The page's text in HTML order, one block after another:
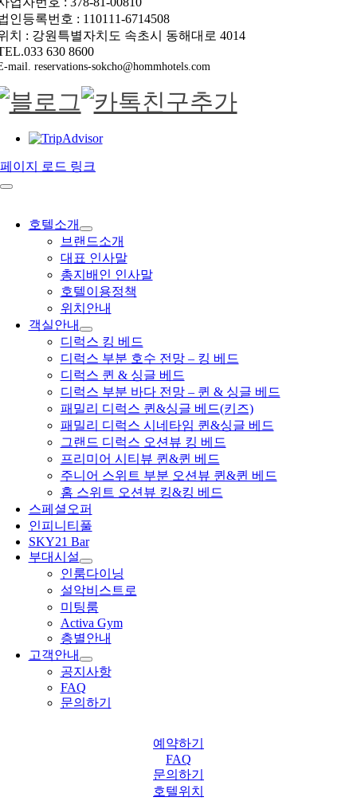
인등록번호 : 110111-6714508
치 : 강원특별자치도 속초시 동해대로 4014
630 8600
mail. reservations-sokcho@hommhotels.com
페이지 로드 링크
호텔소개
브랜드소개
대표 인사말
총지배인 인사말
호텔이용정책
위치안내
객실안내
디럭스 킹 베드
디럭스 부분 호수 전망 – 킹 베드
디럭스 퀸 & 싱글 베드
디럭스 부분 바다 전망 – 퀸 & 싱글 베드
패밀리 디럭스 퀸&싱글 베드(키즈)
패밀리 디럭스 시네타임 퀸&싱글 베드
그랜드 디럭스 오션뷰 킹 베드
프리미어 시티뷰 퀸&퀸 베드
주니어 스위트 부분 오션뷰 퀸&퀸 베드
홈 스위트 오션뷰 킹&킹 베드
스페셜오퍼
인피니티풀
SKY21 Bar
부대시설
인룸다이닝
설악비스트로
미팅룸
Activa Gym
층별안내
고객안내
공지사항
FAQ
문의하기
예약하기
FAQ
문의하기
호텔위치